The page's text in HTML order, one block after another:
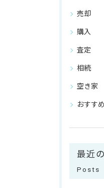
売却
購入
査定
相続
空き家
おすす
最近
Posts